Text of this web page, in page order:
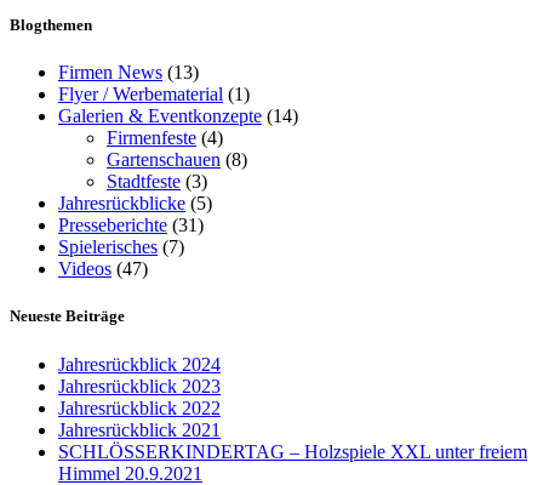
Blogthemen
Firmen News (13)
Flyer / Werbematerial (1)
Galerien & Eventkonzepte (14)
Firmenfeste (4)
Gartenschauen (8)
Stadtfeste (3)
Jahresrückblicke (5)
Presseberichte (31)
Spielerisches (7)
Videos (47)
Neueste Beiträge
Jahresrückblick 2024
Jahresrückblick 2023
Jahresrückblick 2022
Jahresrückblick 2021
SCHLÖSSERKINDERTAG – Holzspiele XXL unter freiem
Himmel 20.9.2021